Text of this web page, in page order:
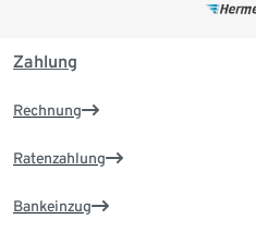
Zahlung
Rechnung
Ratenzahlung
Bankeinzug